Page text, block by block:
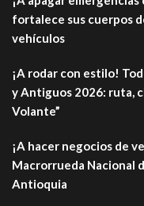
fortalece sus cuerpos
vehículos
¡A rodar con estilo!
y Antiguos 2026: ruta,
Volante”
¡A hacer negocios de
Macrorrueda Nacional
Antioquia